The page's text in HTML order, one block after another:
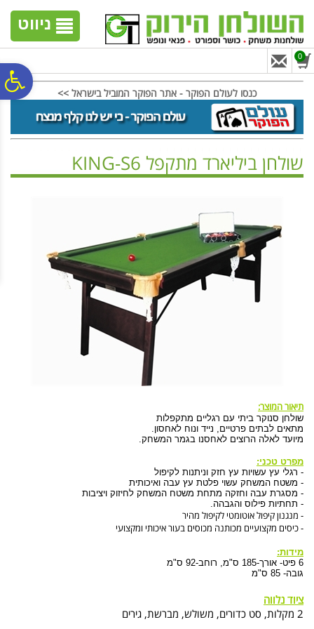
נגישות
אתר
המרכזי
ניווט
0
כנסו לעולם הפוקר - אתר הפוקר המוביל בישראל >>
שולחן ביליארד מתקפל KING-S6
תיאור המוצר:
שולחן סנוקר ביתי עם רגליים מתקפלות
מתאים לבתים פרטיים, נייד ונוח לאחסון.
מיועד לאלה הרוצים לאחסנו בגמר המשחק.
מפרט טכני:
- רגלי עץ עשויות עץ חזק וניתנות לקיפול
- משטח המשחק עשוי פלטת עץ עבה ואיכותית
- מסגרת עבה וחזקה מתחת משטח המשחק לחיזוק ויציבות
- תחתיות פילוס והגבהה.
- מנגנון קיפול אוטומטי לקיפול מהיר
- כיסים מקצועיים מכותנה מכוסים בעור איכותי ומקצועי
מידות:
6 פיט- אורך-185 ס"מ, רוחב-92 ס"מ
גובה- 85 ס"מ
ציוד נלווה
2 מקלות, סט כדורים, משולש, מברשת, גירים